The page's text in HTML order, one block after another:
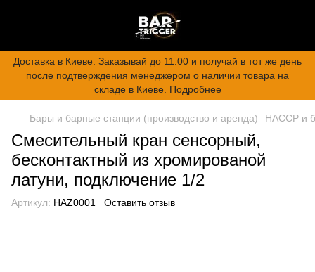
Доставка в Киеве. Заказывай до 11:00 и получай в тот же день
после подтверждения менеджером о наличии товара на
складе в Киеве. Подробнее
Бары и барные станции (производство и аренда) HACCP и
Смесительный кран сенсорный,
бесконтактный из хромированой
латуни, подключение 1/2
Артикул: HAZ0001 Оставить отзыв